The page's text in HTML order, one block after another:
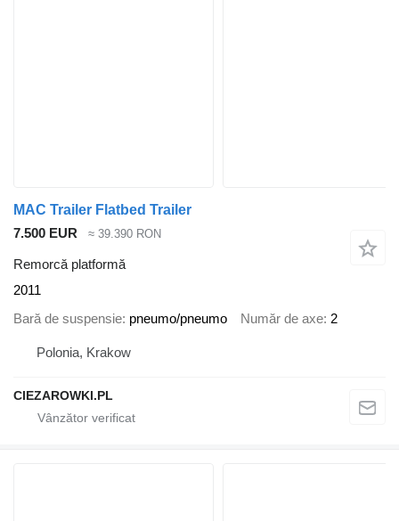
MAC Trailer Flatbed Trailer
7.500 EUR
≈ 39.390 RON
Remorcă platformă
2011
Bară de suspensie pneumo/pneumo Număr de axe 2
Polonia, Krakow
CIEZAROWKI.PL